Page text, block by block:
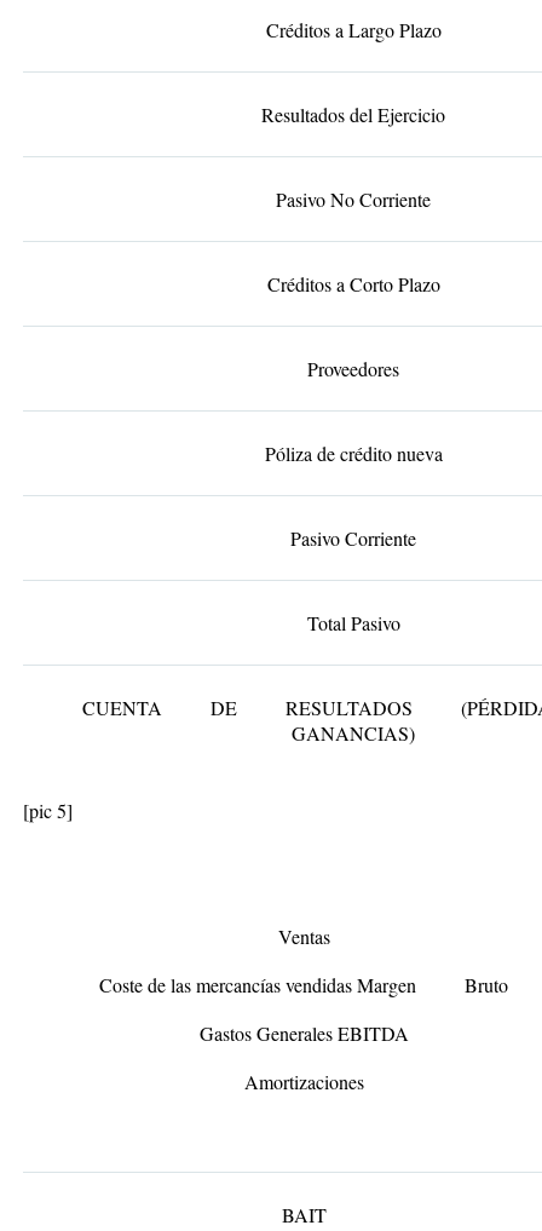
Créditos a Largo Plazo
Resultados del Ejercicio
Pasivo No Corriente
Créditos a Corto Plazo
Proveedores
Póliza de crédito nueva
Pasivo Corriente
Total Pasivo
CUENTA DE RESULTADOS
GANANCIAS)
[pic 5]
Ventas
Coste de las mercancías vendidas Margen Bruto
Gastos Generales EBITDA
Amortizaciones
BAIT